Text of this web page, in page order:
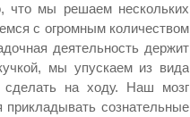
что мы решаем нескольких
с огромным количеством
деятельность держит
мы упускаем из вида
сделать на ходу. Наш мозг
сознательные